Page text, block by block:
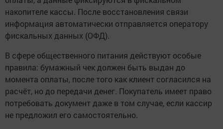
накопителе кассы. После восстановления связи
информация автоматически отправляется оператору
фискальных данных (ОФД).
В сфере общественного питания действуют особые
правила: бумажный чек должен быть выдан до
момента оплаты, после того как клиент согласился на
расчёт, но до передачи денег. Покупатель имеет право
потребовать документ даже в том случае, если кассир
не предложил его самостоятельно.